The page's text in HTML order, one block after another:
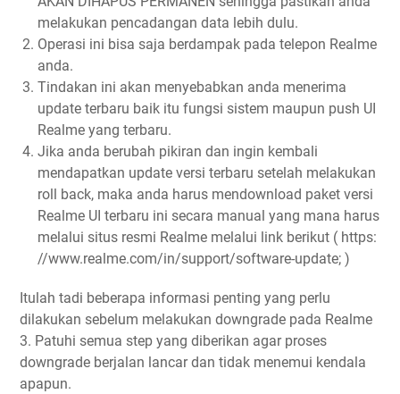
melakukan pencadangan data lebih dulu.
Operasi ini bisa saja berdampak pada telepon Realme
anda.
Tindakan ini akan menyebabkan anda menerima
update terbaru baik itu fungsi sistem maupun push UI
Realme yang terbaru.
Jika anda berubah pikiran dan ingin kembali
mendapatkan update versi terbaru setelah melakukan
roll back, maka anda harus mendownload paket versi
Realme UI terbaru ini secara manual yang mana harus
melalui situs resmi Realme melalui link berikut ( https:
//www.realme.com/in/support/software-update; )
Itulah tadi beberapa informasi penting yang perlu
dilakukan sebelum melakukan downgrade pada Realme
3. Patuhi semua step yang diberikan agar proses
downgrade berjalan lancar dan tidak menemui kendala
apapun.